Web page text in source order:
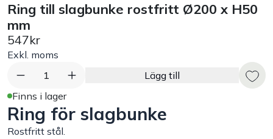
Exponering & servering
Städutrustning
Arbetskläder
Plåtbyte
Ring till slagbunke rostfritt Ø200 x H50
mm
547kr
Exkl. moms
1
Lägg till
Finns i lager
Ring för slagbunke
Rostfritt stål.